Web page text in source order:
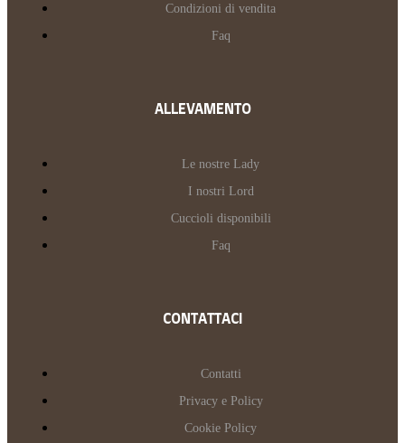
Condizioni di vendita
Faq
ALLEVAMENTO
Le nostre Lady
I nostri Lord
Cuccioli disponibili
Faq
CONTATTACI
Contatti
Privacy e Policy
Cookie Policy